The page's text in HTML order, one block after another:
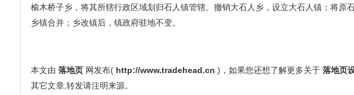
榆木桥子乡，将其所辖行政区域划归石人镇管辖。撤销大石人乡，设立大石人镇；将原
乡镇合并；乡改镇后，镇政府驻地不变。
本文由 落地页 网发布( http://www.tradehead.cn )，如果您还想了解更多关于落地页
其它文章,转发请注明来源。